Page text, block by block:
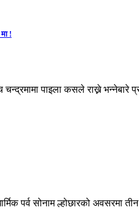
!
पाइला कसले राख्ने भन्नेबारे
पर्व सोनाम ल्होछारको अवसरमा